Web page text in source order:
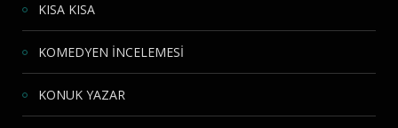
KISA KISA
KOMEDYEN İNCELEMESİ
KONUK YAZAR